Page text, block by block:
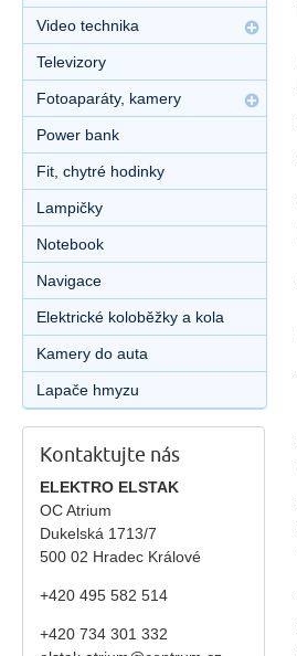
Video technika
Televizory
Fotoaparáty, kamery
Power bank
Fit, chytré hodinky
Lampičky
Notebook
Navigace
Elektrické koloběžky a kola
Kamery do auta
Lapače hmyzu
Kontaktujte nás
ELEKTRO ELSTAK
OC Atrium
Dukelská 1713/7
500 02 Hradec Králové
+420 495 582 514
+420 734 301 332